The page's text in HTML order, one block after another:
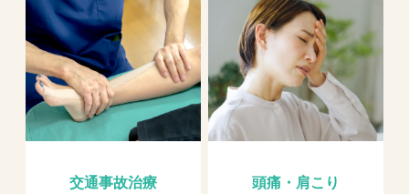
交通事故治療 頭痛・肩こり